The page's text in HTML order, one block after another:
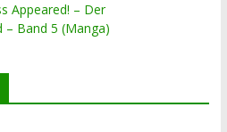
Appeared! – Der
– Band 5 (Manga)